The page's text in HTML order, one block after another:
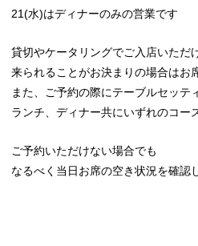
21(水)はディナーのみの営業です
貸切やケータリングでご入店いただ
来られることがお決まりの場合はお
また、ご予約の際にテーブルセッテ
ランチ、ディナー共にいずれのコー
ご予約いただけない場合でも
なるべく当日お席の空き状況を確認